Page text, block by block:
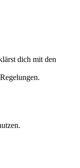
dich mit den